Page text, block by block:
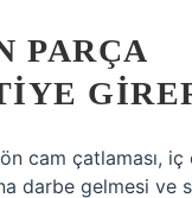
PARÇA
ön cam çatlaması,
darbe gelmesi ve